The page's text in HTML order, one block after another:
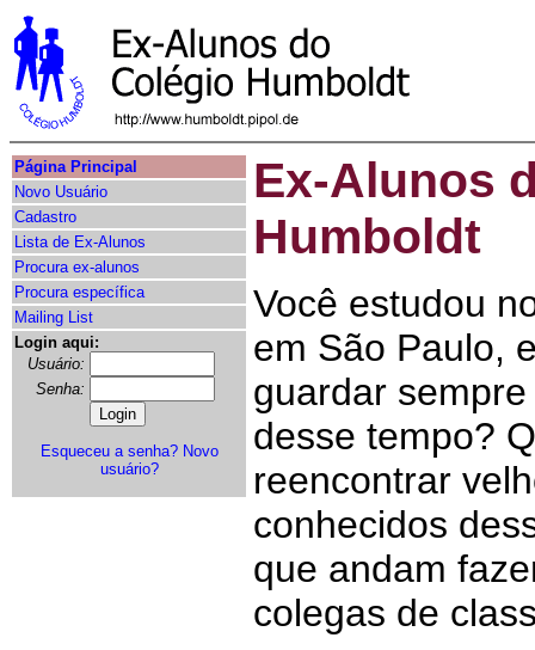
Página Principal
Novo Usuário
Cadastro
Lista de Ex-Alunos
Procura ex-alunos
Procura específica
Mailing List
Login aqui:
Usuário:
Senha:
Esqueceu a senha? Novo
usuário?
Ex-Alunos
Humboldt
Você estudou
em São Paulo,
guardar
desse tempo?
reencontrar
conhecidos
que andam
colegas de